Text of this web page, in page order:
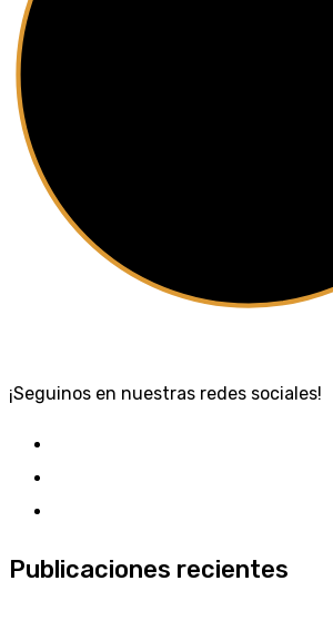
¡Seguinos en nuestras redes sociales!
Publicaciones recientes